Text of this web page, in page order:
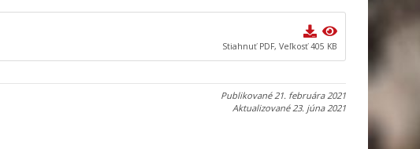
Stiahnuť PDF, Veľkosť 405 KB
Publikované21. februára 2021
Aktualizované23. júna 2021